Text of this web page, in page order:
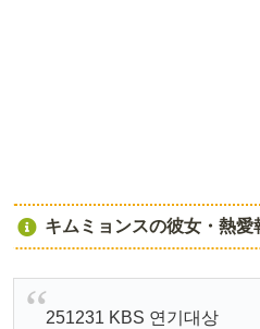
キムミョンスの彼女・熱愛
251231 KBS 연기대상